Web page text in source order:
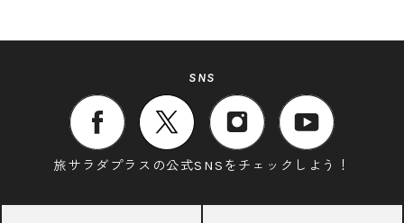
SNS
旅サラダプラスの公式SNSをチェックしよう！